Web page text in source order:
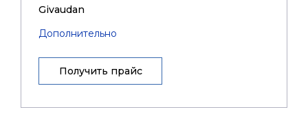
Givaudan
Дополнительно
Получить прайс